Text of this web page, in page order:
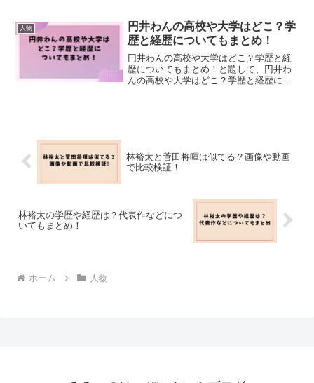
人物
円井わんの高校や大学はどこ？学
歴と経歴についてもまとめ！
円井わんの高校や大学はどこ？学歴と経
歴についてもまとめ！と題して、円井わ
んの高校や大学はどこ？学歴と経歴につ
林裕太と菅田将暉は似てる？画像や動画
で比較検証！
林裕太の学歴や経歴は？代表作などにつ
いてもまとめ！
ホーム 人物